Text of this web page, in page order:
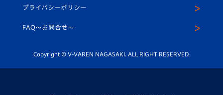
平和祈念活動
ホームタウン活動
スクール
公式LINE＠
プライバシーポリシー
FAQ〜お問合せ〜
Copyright © V-VAREN NAGASAKI. ALL RIGHT RESERVED.